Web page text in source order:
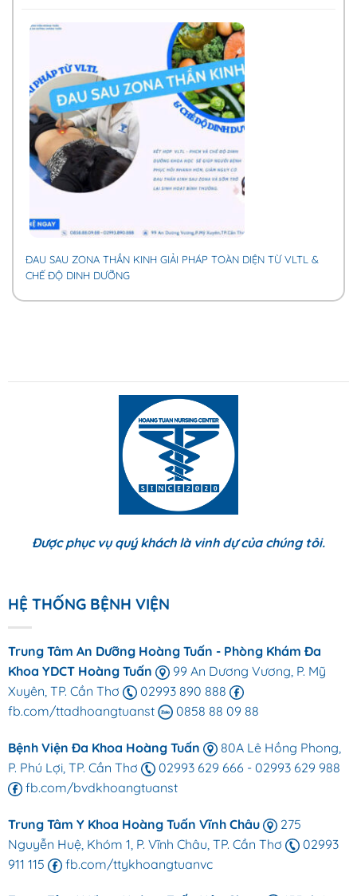
ĐAU SAU ZONA THẦN KINH GIẢI PHÁP TOÀN DIỆN TỪ VLTL &
CHẾ ĐỘ DINH DƯỠNG
Được phục vụ quý khách là vinh dự của chúng tôi.
HỆ THỐNG BỆNH VIỆN
Trung Tâm An Dưỡng Hoàng Tuấn - Phòng Khám Đa
Khoa YDCT Hoàng Tuấn
99 An Dương Vương, P. Mỹ
Xuyên, TP. Cần Thơ
02993 890 888
fb.com/ttadhoangtuanst
0858 88 09 88
Bệnh Viện Đa Khoa Hoàng Tuấn
80A Lê Hồng Phong,
P. Phú Lợi, TP. Cần Thơ
02993 629 666 - 02993 629 988
fb.com/bvdkhoangtuanst
Trung Tâm Y Khoa Hoàng Tuấn Vĩnh Châu
275
Nguyễn Huệ, Khóm 1, P. Vĩnh Châu, TP. Cần Thơ
02993
911 115
fb.com/ttykhoangtuanvc